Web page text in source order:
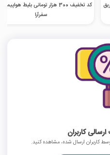
کد تخفیف 300 هزار تومانی بلیط
سفرآرا
کاربران
کاربران ارسال شده، مشاهده کنید.